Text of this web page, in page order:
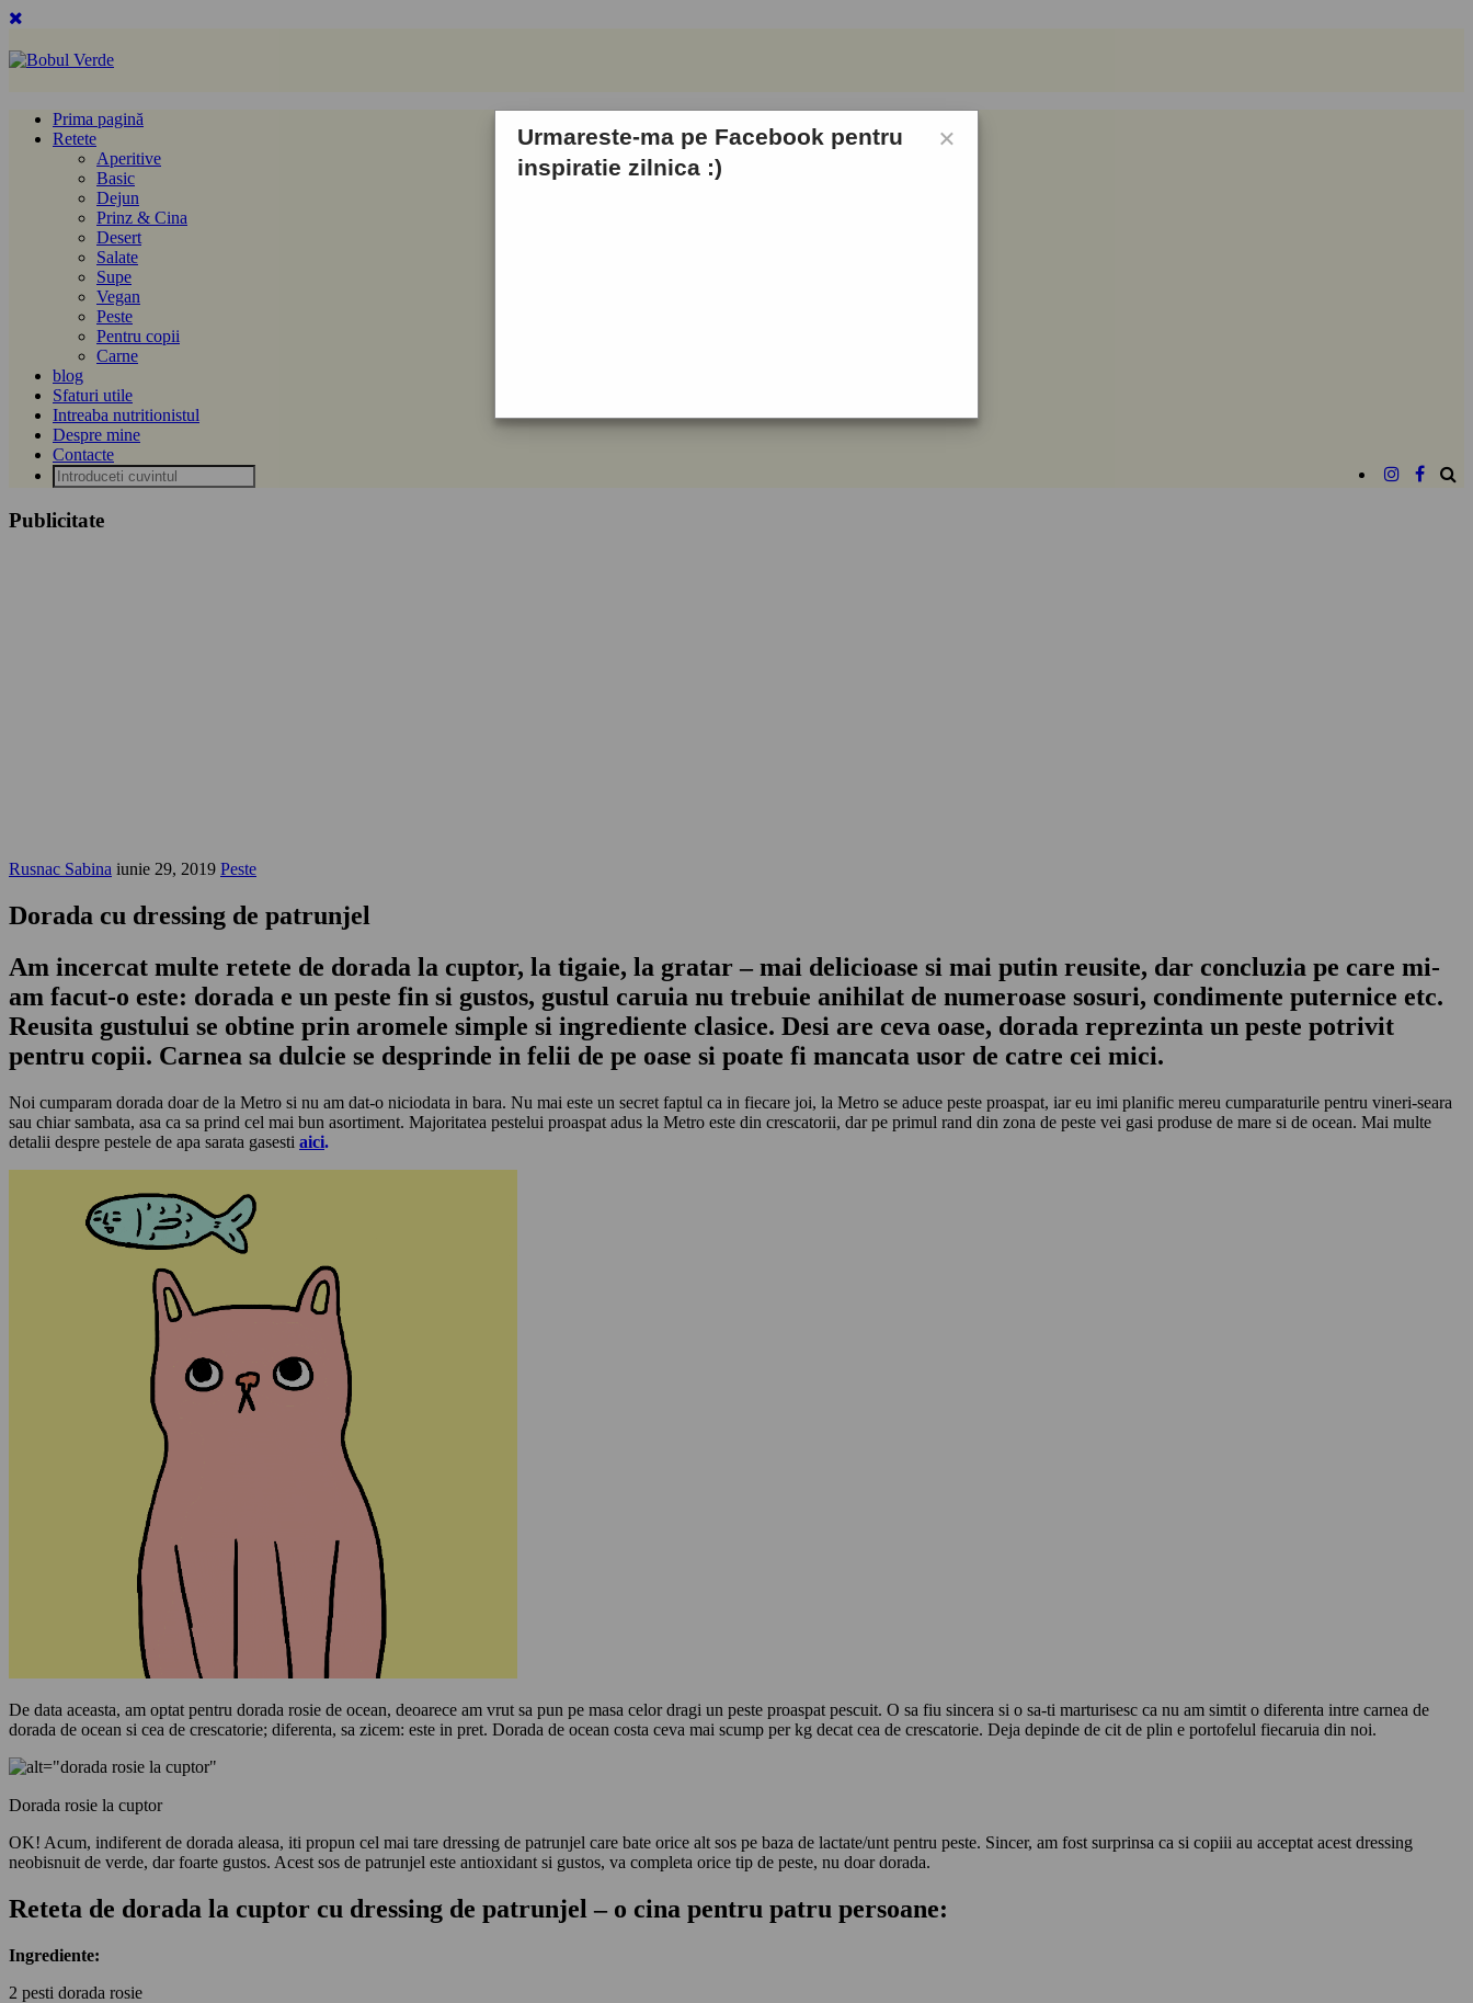
Prima pagină
Retete
Aperitive
Basic
Dejun
Prinz & Cina
Desert
Salate
Supe
Vegan
Peste
Pentru copii
Carne
blog
Sfaturi utile
Intreaba nutritionistul
Despre mine
Contacte
Publicitate
Rusnac Sabina iunie 29, 2019 Peste
Dorada cu dressing de patrunjel
Am incercat multe retete de dorada la cuptor, la tigaie, la gratar – mai delicioase si mai putin reusite, dar concluzia pe care mi-
am facut-o este: dorada e un peste fin si gustos, gustul caruia nu trebuie anihilat de numeroase sosuri, condimente puternice etc.
Reusita gustului se obtine prin aromele simple si ingrediente clasice. Desi are ceva oase, dorada reprezinta un peste potrivit
pentru copii. Carnea sa dulcie se desprinde in felii de pe oase si poate fi mancata usor de catre cei mici.
Noi cumparam dorada doar de la Metro si nu am dat-o niciodata in bara. Nu mai este un secret faptul ca in fiecare joi, la Metro se aduce peste proaspat, iar eu imi planific mereu cumparaturile pentru vineri-seara
sau chiar sambata, asa ca sa prind cel mai bun asortiment. Majoritatea pestelui proaspat adus la Metro este din crescatorii, dar pe primul rand din zona de peste vei gasi produse de mare si de ocean. Mai multe
detalii despre pestele de apa sarata gasesti aici.
De data aceasta, am optat pentru dorada rosie de ocean, deoarece am vrut sa pun pe masa celor dragi un peste proaspat pescuit. O sa fiu sincera si o sa-ti marturisesc ca nu am simtit o diferenta intre carnea de
dorada de ocean si cea de crescatorie; diferenta, sa zicem: este in pret. Dorada de ocean costa ceva mai scump per kg decat cea de crescatorie. Deja depinde de cit de plin e portofelul fiecaruia din noi.
Dorada rosie la cuptor
OK! Acum, indiferent de dorada aleasa, iti propun cel mai tare dressing de patrunjel care bate orice alt sos pe baza de lactate/unt pentru peste. Sincer, am fost surprinsa ca si copiii au acceptat acest dressing
neobisnuit de verde, dar foarte gustos. Acest sos de patrunjel este antioxidant si gustos, va completa orice tip de peste, nu doar dorada.
Reteta de dorada la cuptor cu dressing de patrunjel – o cina pentru patru persoane:
Ingrediente:
2 pesti dorada rosie
×
Urmareste-ma pe Facebook pentru
inspiratie zilnica :)